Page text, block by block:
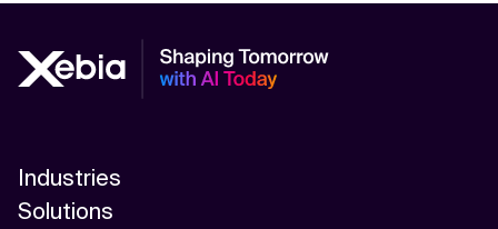
Industries
Solutions